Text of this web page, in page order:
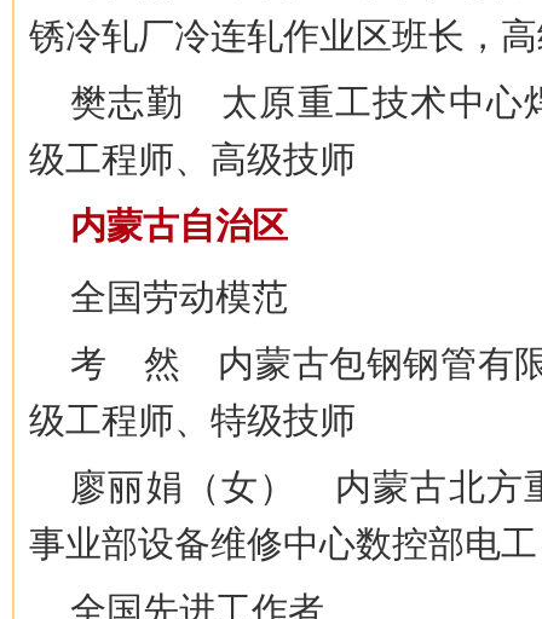
锈冷轧厂冷连轧作业区班长，
樊志勤 太原重工技术中心
级工程师、高级技师
内蒙古自治区
全国劳动模范
考 然 内蒙古包钢钢管有限
级工程师、特级技师
廖丽娟（女） 内蒙古北方
事业部设备维修中心数控部电
全国先进工作者